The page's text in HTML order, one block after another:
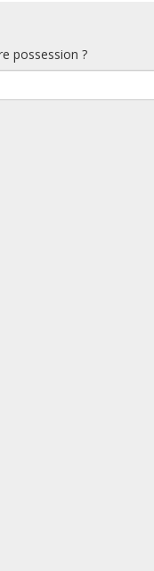
possession ?